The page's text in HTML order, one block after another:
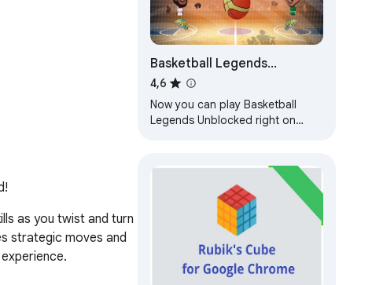
as you twist and turn
strategic moves and
Basketball Legends
Unblocked
4,6
Now you can play Basketball
Legends Unblocked right on
required!